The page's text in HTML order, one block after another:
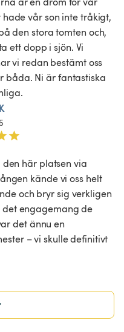
vår son inte tråkigt,
den stora tomten och,
ett dopp i sjön. Vi
vi redan bestämt oss
båda. Ni är fantastiska
här platsen via
kände vi oss helt
och bryr sig verkligen
engagemang de
det ännu en
– vi skulle definitivt